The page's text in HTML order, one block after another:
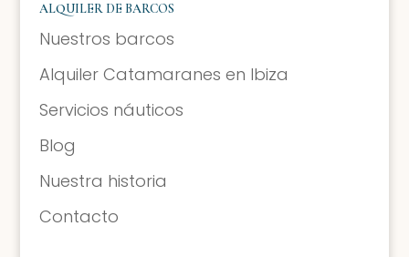
ALQUILER DE BARCOS
Nuestros barcos
Alquiler Catamaranes en Ibiza
Servicios náuticos
Blog
Nuestra historia
Contacto